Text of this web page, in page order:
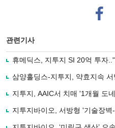
페
이
로
기
사
유
기
관련기사
휴메딕스, 지투지 SI 20억 투자
삼양홀딩스-지투지, 약효지속
지투지, AAIC서 치매 '1개월 도
지투지바이오, 서방형 '기술장